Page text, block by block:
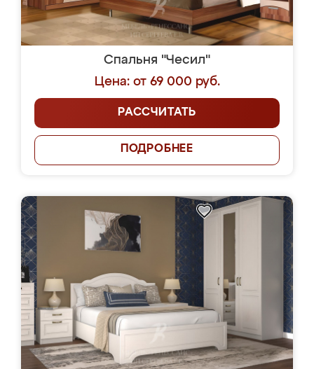
Спальня "Чесил"
Цена: от 69 000 руб.
РАССЧИТАТЬ
ПОДРОБНЕЕ